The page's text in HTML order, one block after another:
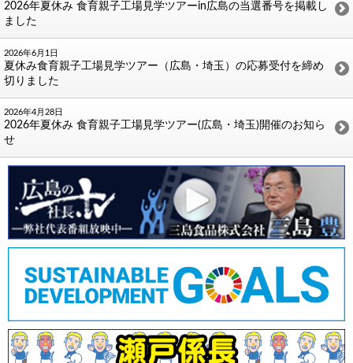
2026年夏休み 食育親子工場見学ツアーin広島の当選番号を掲載し
ました
2026年6月1日
夏休み食育親子工場見学ツアー（広島・埼玉）の応募受付を締め
切りました
2026年4月28日
2026年夏休み 食育親子工場見学ツアー(広島・埼玉)開催のお知ら
せ